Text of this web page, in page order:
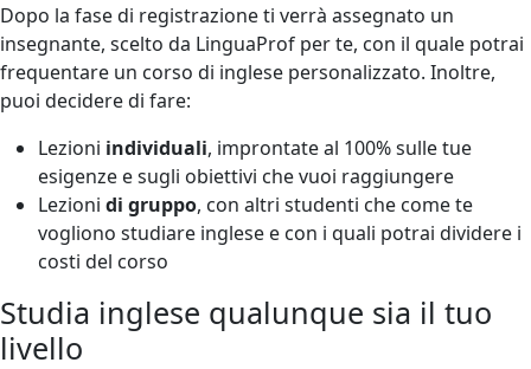
Dopo la fase di registrazione ti verrà assegnato un
insegnante, scelto da LinguaProf per te, con il quale potrai
frequentare un corso di inglese personalizzato. Inoltre,
puoi decidere di fare:
Lezioni individuali, improntate al 100% sulle tue
esigenze e sugli obiettivi che vuoi raggiungere
Lezioni di gruppo, con altri studenti che come te
vogliono studiare inglese e con i quali potrai dividere i
costi del corso
Studia inglese qualunque sia il tuo
livello